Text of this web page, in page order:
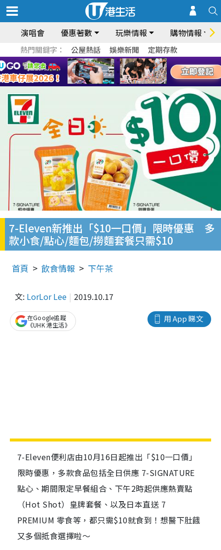
演唱會 優惠著數 玩樂情報 購物情報
熱門關鍵字： 公屋熱話 娛樂新聞 定期存款
7-Eleven新推出「$10一口價」限時優惠 多
款小食/點心/麵包/撈麵套餐只需$10
首頁 飲食情報 下午茶
文: LorLor Lee 2019.10.17
用 App 睇文
在Google追蹤
《UHK 港生活》
7-Eleven便利店由10月16日起推出「$10一口價」
限時優惠，多款食品包括全日供應 7-SIGNATURE
點心、期間限定早餐組合、下午2時起供應熱賣點
（Hot Shot）皇牌套餐、以及日本直送 7
PREMIUM 零食等，都只需$10就食到！想醫下肚餓
又多個抵食選擇啦～